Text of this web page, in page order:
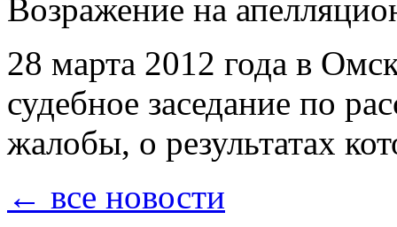
Возражение на
28 марта 2012 года в
судебное заседание по
жалобы, о результатах
← все новости